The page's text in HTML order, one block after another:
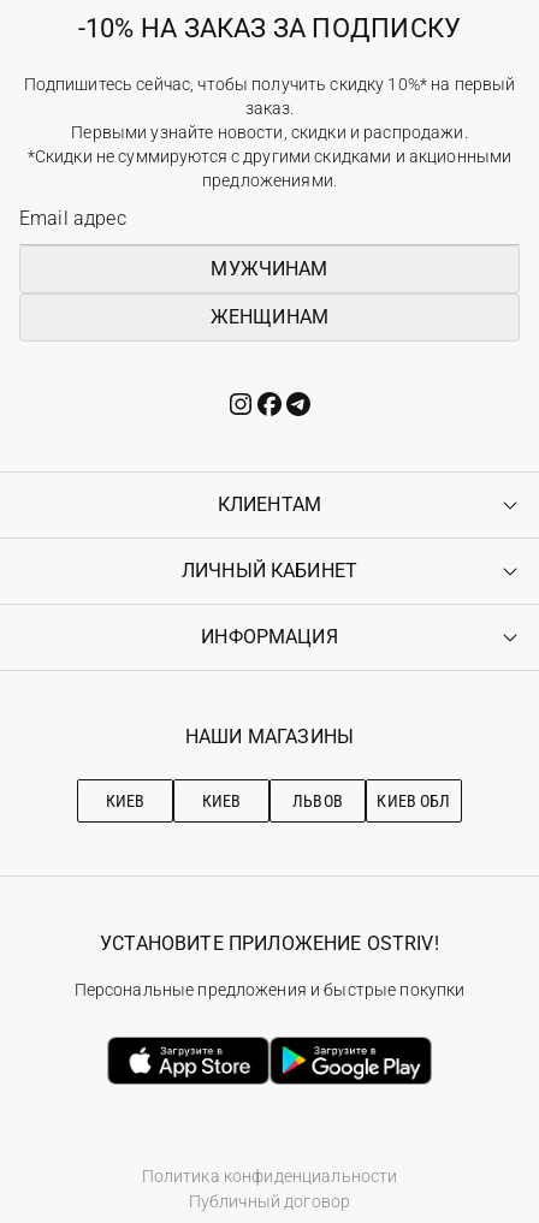
-10% НА ЗАКАЗ ЗА ПОДПИСКУ
Подпишитесь сейчас, чтобы получить скидку 10%* на первый
заказ.
Первыми узнайте новости, скидки и распродажи.
*Скидки не суммируются с другими скидками и акционными
предложениями.
МУЖЧИНАМ
ЖЕНЩИНАМ
КЛИЕНТАМ
Контакты
Возврат
Гарантия
ЛИЧНЫЙ КАБИНЕТ
Войти
Ostriv Club+
ИНФОРМАЦИЯ
Наши магазини
Рекомендации по уходу
НАШИ МАГАЗИНЫ
КИЕВ КИЕВ ЛЬВОВ КИЕВ ОБЛ
Политика конфиденциальности
Публичный договор
УСТАНОВИТЕ ПРИЛОЖЕНИЕ OSTRIV!
Персональные предложения и быстрые покупки